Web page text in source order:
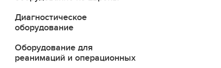
Диагностическое
оборудование
Оборудование для
реанимаций и операционных